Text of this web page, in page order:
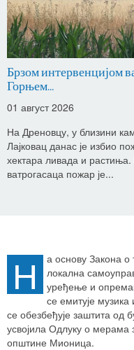
Брзом интервенцијом
Горњем...
01 август 2026
На Дреновцу, у близини
Лајковац данас је избио
хектара ливада и
ватрогасаца пожар је...
Н
а основу Закона о
локална
уређење и
се емитује
се обезбеђује заштита од
усвојила Одлуку о мерама
општине Мионица.